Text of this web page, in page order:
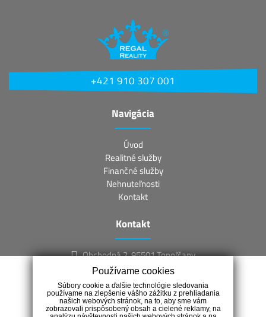
+421 910 307 001
Navigácia
Úvod
Realitné služby
Finančné služby
Nehnuteľnosti
Kontakt
Kontakt
Obchodná 2, 95501 Topoľčany
+421 910 307 001
info@regalreality.sk
Používame cookies
Súbory cookie a ďalšie technológie sledovania
používame na zlepšenie vášho zážitku z prehliadania
našich webových stránok, na to, aby sme vám
zobrazovali prispôsobený obsah a cielené reklamy, na